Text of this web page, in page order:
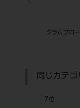
グラム プロ
同じカテ
7 位